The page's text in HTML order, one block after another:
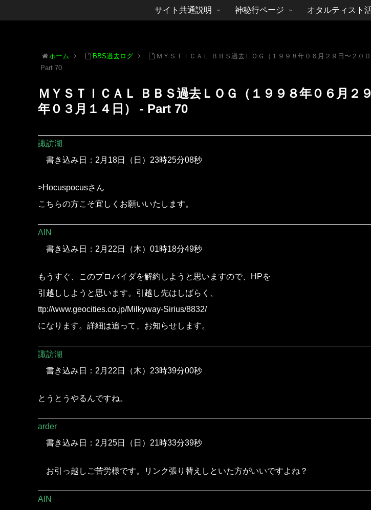
サイト共通説明 神秘行ページ オタルティスト
ホーム BBS過去ログ
ＭＹＳＴＩＣＡＬ ＢＢＳ過去ＬＯＧ（１９９８年０６月２９日〜２０
Part 70
ＭＹＳＴＩＣＡＬ ＢＢＳ過去ＬＯＧ（１９９８年０６月２
年０３月１４日） - Part 70
諏訪湖
書き込み日：2月18日（日）23時25分08秒
>Hocuspocusさん
こちらの方こそ宜しくお願いいたします。
AIN
書き込み日：2月22日（木）01時18分49秒
もうすぐ、このプロバイダを解約しようと思いますので、HPを
引越ししようと思います。引越し先はしばらく、
ttp://www.geocities.co.jp/Milkyway-Sirius/8832/
になります。詳細は追って、お知らせします。
諏訪湖
書き込み日：2月22日（木）23時39分00秒
とうとうやるんですね。
arder
書き込み日：2月25日（日）21時33分39秒
お引っ越しご苦労様です。リンク張り替えしといた方がいいですよね？
AIN